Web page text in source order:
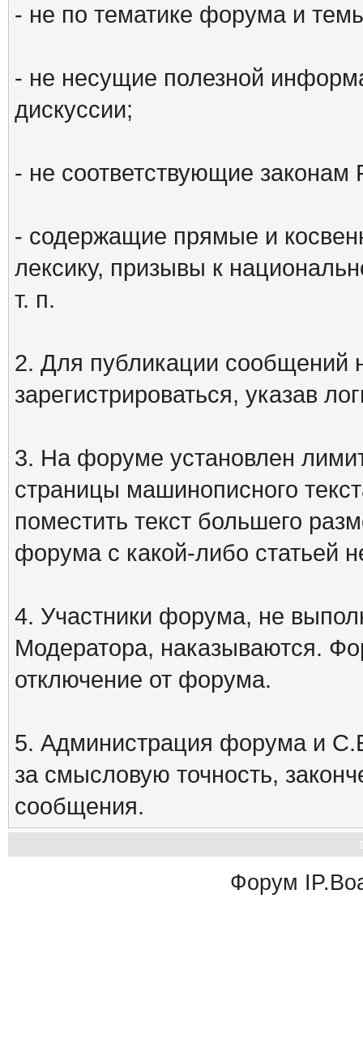
- не по тематике форума и
- не несущие полезной
дискуссии;
- не соответствующие законам
- содержащие прямые и
лексику, призывы к
т. п.
2. Для публикации сообщений
зарегистрироваться, указав
3. На форуме установлен
страницы машинописного
поместить текст большего
форума с какой-либо статьей
4. Участники форума, не
Модератора, наказываются.
отключение от форума.
5. Администрация форума и
за смысловую точность,
сообщения.
Форум